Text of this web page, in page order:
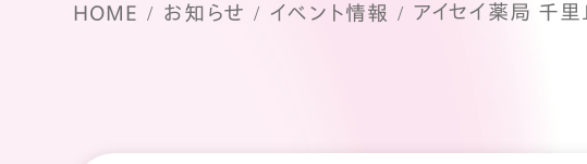
HOME お知らせ イベント情報 アイセイ薬局 千